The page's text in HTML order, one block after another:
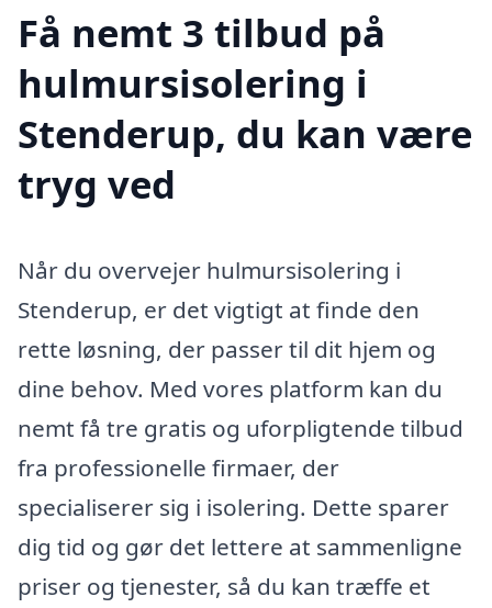
Få nemt 3 tilbud på
hulmursisolering i
Stenderup, du kan være
tryg ved
Når du overvejer hulmursisolering i
Stenderup, er det vigtigt at finde den
rette løsning, der passer til dit hjem og
dine behov. Med vores platform kan du
nemt få tre gratis og uforpligtende tilbud
fra professionelle firmaer, der
specialiserer sig i isolering. Dette sparer
dig tid og gør det lettere at sammenligne
priser og tjenester, så du kan træffe et